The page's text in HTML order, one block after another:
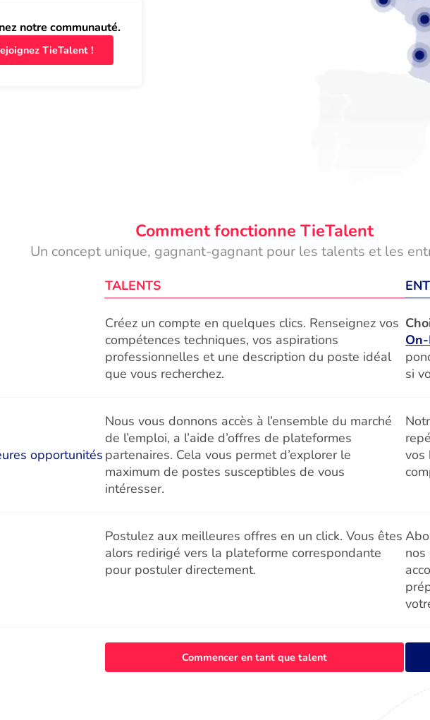
notre communauté.
TieTalent !
Comment fonctionne TieTalent
Un concept unique, gagnant-gagnant pour les talents et les
TALENTS
Créez un compte en quelques clics. Renseignez vos
compétences techniques, vos aspirations
professionnelles et une description du poste idéal
que vous recherchez.
si
opportunités
Nous vous donnons accès à l’ensemble du marché
de l’emploi, a l’aide d’offres de plateformes
partenaires. Cela vous permet d’explorer le
maximum de postes susceptibles de vous
intéresser.
vos
Postulez aux meilleures offres en un click. Vous êtes
alors redirigé vers la plateforme correspondante
pour postuler directement.
nos
Commencer en tant que talent